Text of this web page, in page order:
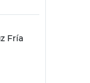
Fría